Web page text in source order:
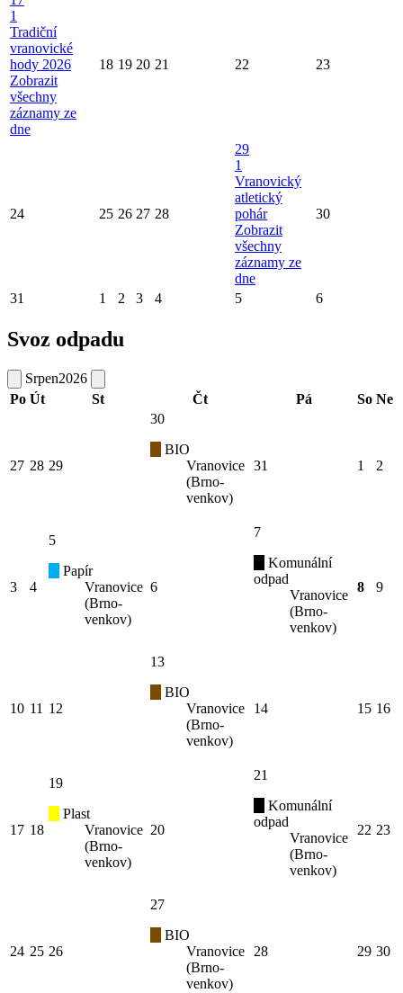
1
Tradiční
vranovické
hody 2026
Zobrazit
všechny
záznamy ze
dne
18 19 20 21 22 23
24 25 26 27 28
29
1
Vranovický
atletický
pohár
Zobrazit
všechny
záznamy ze
dne
30
31 1 2 3 4 5 6
Svoz odpadu
Srpen2026
Po Út St Čt Pá So Ne
27 28 29
30
BIO
Vranovice
(Brno-
venkov)
31 1 2
3 4
5
Papír
Vranovice
(Brno-
venkov)
6
7
Komunální
odpad
Vranovice
(Brno-
venkov)
8 9
10 11 12
13
BIO
Vranovice
(Brno-
venkov)
14 15 16
17 18
19
Plast
Vranovice
(Brno-
venkov)
20
21
Komunální
odpad
Vranovice
(Brno-
venkov)
22 23
24 25 26
27
BIO
Vranovice
(Brno-
venkov)
28 29 30